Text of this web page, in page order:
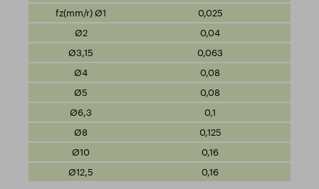
0,025
0,04
0,063
0,08
0,08
0,1
0,125
0,16
0,16